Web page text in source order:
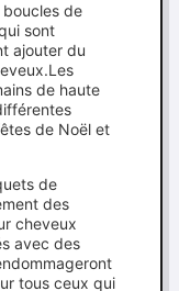
boucles de
sont
ajouter du
de haute
de Noël et
de
des
cheveux
avec des
tous ceux qui